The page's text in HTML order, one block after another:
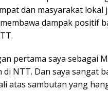
dan masyarakat lokal
dampak positif
pertama saya sebagai
di NTT. Dan saya sangat
atas sambutan yang